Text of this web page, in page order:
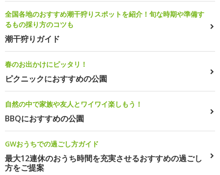
全国各地のおすすめ潮干狩りスポットを紹介！旬な時期や準備す
るもの採り方のコツも
潮干狩りガイド
春のお出かけにピッタリ！
ピクニックにおすすめの公園
自然の中で家族や友人とワイワイ楽しもう！
BBQにおすすめの公園
GWおうちでの過ごし方ガイド
最大12連休のおうち時間を充実させるおすすめの過ごし
方をご提案